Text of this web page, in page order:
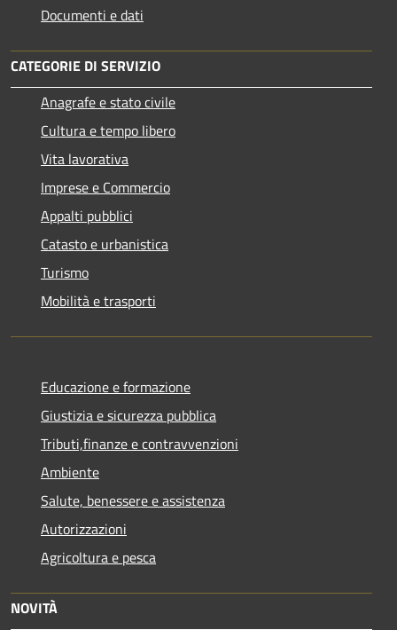
Documenti e dati
CATEGORIE DI SERVIZIO
Anagrafe e stato civile
Cultura e tempo libero
Vita lavorativa
Imprese e Commercio
Appalti pubblici
Catasto e urbanistica
Turismo
Mobilità e trasporti
Educazione e formazione
Giustizia e sicurezza pubblica
Tributi,finanze e contravvenzioni
Ambiente
Salute, benessere e assistenza
Autorizzazioni
Agricoltura e pesca
NOVITÀ